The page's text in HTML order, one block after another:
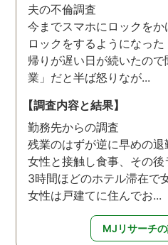
夫の不倫調査
今までスマホにロックを
ロックをするようになった
帰りが遅い日が続いたの
業」だと半ば怒りなが...
【調査内容と結果】
勤務先からの調査
残業のはずが逆に早めの退
女性と接触し食事、その後
3時間ほどのホテル滞在で
女性は戸建てに住んでお...
MJリサーチ